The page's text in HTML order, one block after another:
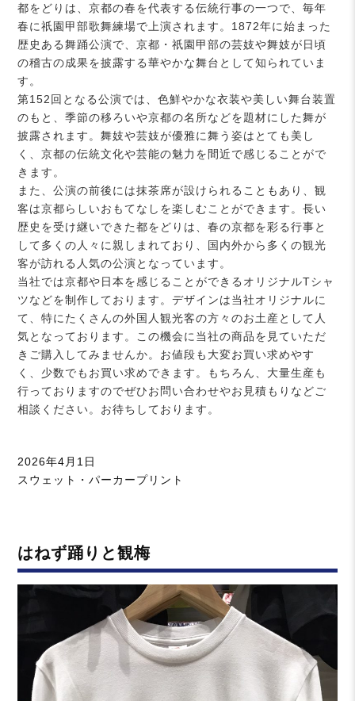
都をどりは、京都の春を代表する伝統行事の一つで、毎年
春に祇園甲部歌舞練場で上演されます。1872年に始まった
歴史ある舞踊公演で、京都・祇園甲部の芸妓や舞妓が日頃
の稽古の成果を披露する華やかな舞台として知られていま
す。
第152回となる公演では、色鮮やかな衣装や美しい舞台装置
のもと、季節の移ろいや京都の名所などを題材にした舞が
披露されます。舞妓や芸妓が優雅に舞う姿はとても美し
く、京都の伝統文化や芸能の魅力を間近で感じることがで
きます。
また、公演の前後には抹茶席が設けられることもあり、観
客は京都らしいおもてなしを楽しむことができます。長い
歴史を受け継いできた都をどりは、春の京都を彩る行事と
して多くの人々に親しまれており、国内外から多くの観光
客が訪れる人気の公演となっています。
当社では京都や日本を感じることができるオリジナルTシャ
ツなどを制作しております。デザインは当社オリジナルに
て、特にたくさんの外国人観光客の方々のお土産として人
気となっております。この機会に当社の商品を見ていただ
きご購入してみませんか。お値段も大変お買い求めやす
く、少数でもお買い求めできます。もちろん、大量生産も
行っておりますのでぜひお問い合わせやお見積もりなどご
相談ください。お待ちしております。
投
稿
2026年4月1日
カ
ー
スウェット・パーカープリント
はねず踊りと観梅